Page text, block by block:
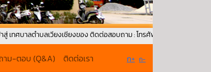
ลเวียงเชียงของ ติดต่อสอบถาม : โทรศัพท์ : 0-5379-1171 Fax : 053-
าม-ตอบ (Q&A) ติดต่อเรา ก+ ก-